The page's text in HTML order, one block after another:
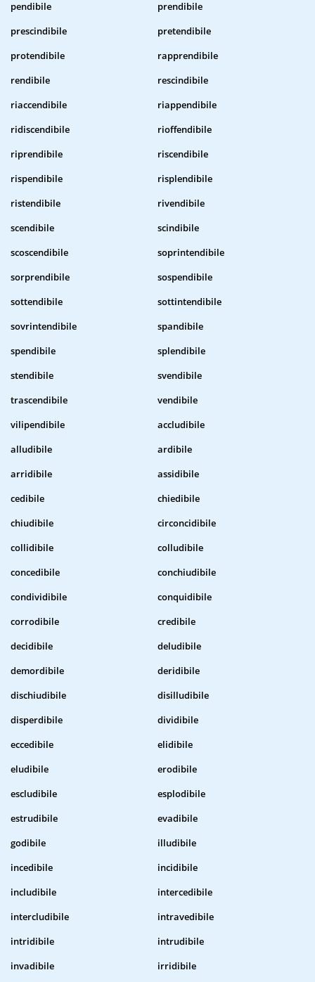
pendibile
prendibile
prescindibile
pretendibile
protendibile
rapprendibile
rendibile
rescindibile
riaccendibile
riappendibile
ridiscendibile
rioffendibile
riprendibile
riscendibile
rispendibile
risplendibile
ristendibile
rivendibile
scendibile
scindibile
scoscendibile
soprintendibile
sorprendibile
sospendibile
sottendibile
sottintendibile
sovrintendibile
spandibile
spendibile
splendibile
stendibile
svendibile
trascendibile
vendibile
vilipendibile
accludibile
alludibile
ardibile
arridibile
assidibile
cedibile
chiedibile
chiudibile
circoncidibile
collidibile
colludibile
concedibile
conchiudibile
condividibile
conquidibile
corrodibile
credibile
decidibile
deludibile
demordibile
deridibile
dischiudibile
disilludibile
disperdibile
dividibile
eccedibile
elidibile
eludibile
erodibile
escludibile
esplodibile
estrudibile
evadibile
godibile
illudibile
incedibile
incidibile
includibile
intercedibile
intercludibile
intravedibile
intridibile
intrudibile
invadibile
irridibile